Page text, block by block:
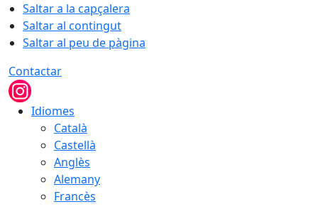
Saltar a la capçalera
Saltar al contingut
Saltar al peu de pàgina
Contactar
Idiomes
Català
Castellà
Anglès
Alemany
Francès